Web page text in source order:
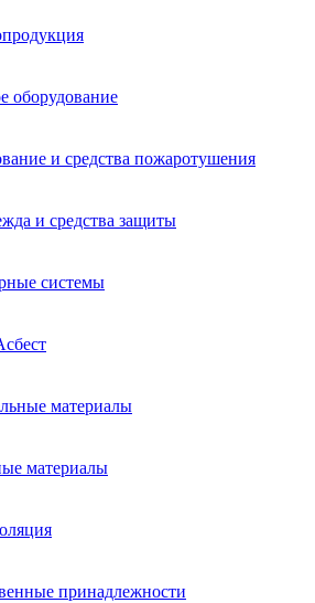
оборудование
и средства пожаротушения
и средства защиты
системы
материалы
материалы
принадлежности